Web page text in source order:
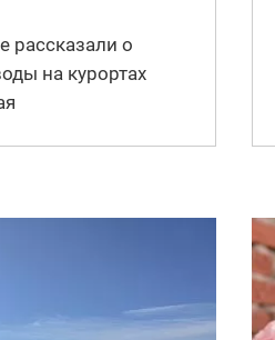
рассказали о
на курортах